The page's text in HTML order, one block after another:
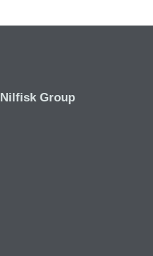
Nilfisk Group